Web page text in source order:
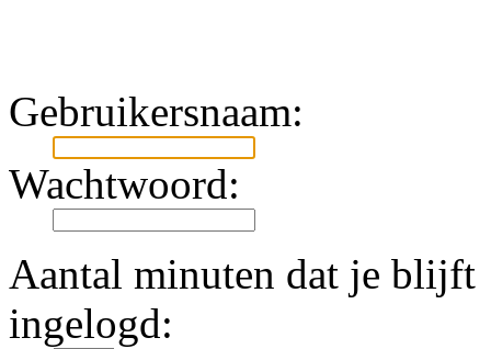
Gebruikersnaam:
Wachtwoord:
Aantal minuten dat je blijft
ingelogd: